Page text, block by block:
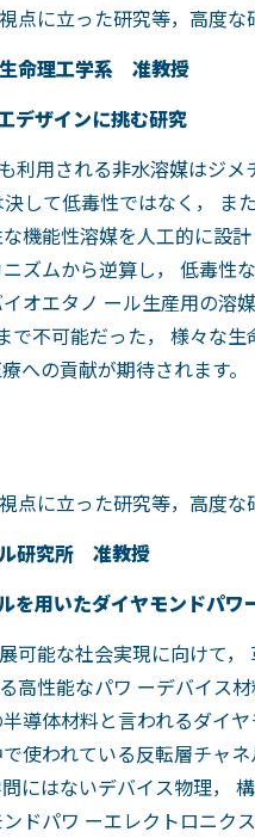
点に立った研究等，高度
生命理工学系​ 准教授
ザインに挑む研究
利用される非水溶媒はジ
して低毒性ではなく， ま
機能性溶媒を人工的に設
ズムから逆算し， 低毒性
オエタノ ール生産用の溶
不可能だった， 様々な
への貢献が期待されます。
点に立った研究等，高度
ル研究所 准教授
用いたダイヤモンドパワ
可能な社会実現に向けて
高性能なパワ ーデバイス
導体材料と言われるダイ
使われている反転層チャ
にはないデバイス物理，
ドパワ ーエレクトロニク